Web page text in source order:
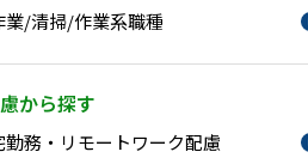
業/清掃/作業系職種
から探す
勤務・リモートワーク配慮